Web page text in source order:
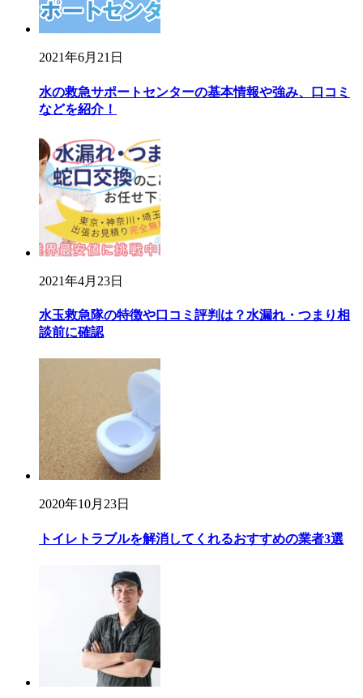
2021年6月21日
水の救急サポートセンターの基本情報や強み、口コミ
などを紹介！
2021年4月23日
水玉救急隊の特徴や口コミ評判は？水漏れ・つまり相
談前に確認
2020年10月23日
トイレトラブルを解消してくれるおすすめの業者3選